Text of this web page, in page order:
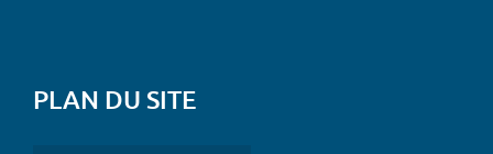
PLAN DU SITE